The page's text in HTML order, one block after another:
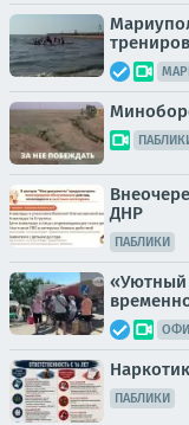
ДНР
ПАБЛИКИ
«Уютный
ПАБЛИКИ